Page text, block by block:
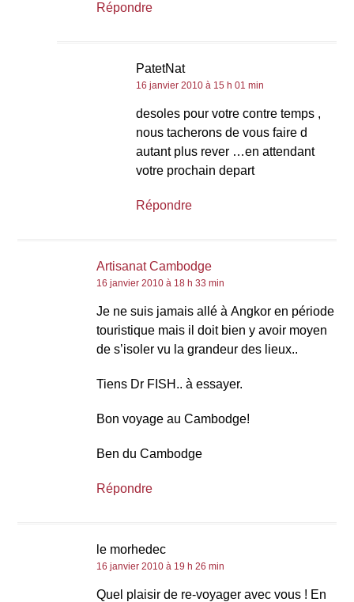
Répondre
PatetNat
16 janvier 2010 à 15 h 01 min
desoles pour votre contre temps ,
nous tacherons de vous faire d
autant plus rever …en attendant
votre prochain depart
Répondre
Artisanat Cambodge
16 janvier 2010 à 18 h 33 min
Je ne suis jamais allé à Angkor en période
touristique mais il doit bien y avoir moyen
de s’isoler vu la grandeur des lieux..
Tiens Dr FISH.. à essayer.
Bon voyage au Cambodge!
Ben du Cambodge
Répondre
le morhedec
16 janvier 2010 à 19 h 26 min
Quel plaisir de re-voyager avec vous ! En